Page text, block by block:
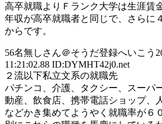
高卒就職よりＦランク大学は生涯賃
年収が高卒就職者と同じで、さらに
からです。
56名無しさん＠そうだ登録へいこう
11:21:02.88 ID:DYMHT42j0.net
２流以下私立文系の就職先
パチンコ、介護、タクシー、スーパ
動産、飲食店、携帯電話ショップ、
などかき集めてようやく就職率が６